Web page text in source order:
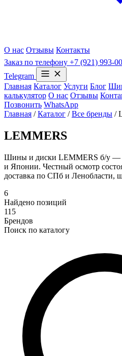
О нас Отзывы Контакты
Заказ по телефону +7 (921) 993-
Telegram
Главная Каталог Услуги Блог
калькулятор О нас Отзывы
Позвонить WhatsApp
Главная / Каталог / Все бренды /
LEMMERS
Шины и диски LEMMERS б/у —
и Японии. Честный осмотр
доставка по СПб и Ленобласти,
6
Найдено позиций
115
Брендов
Поиск по каталогу